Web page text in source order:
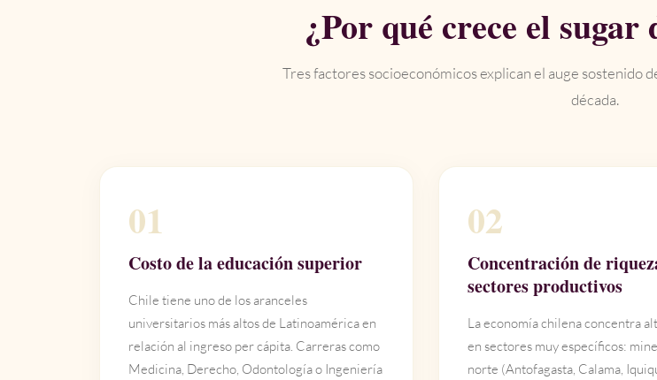
¿Por qué crece el
Tres factores socioeconómicos explican el auge sostenido
década.
01
Costo de la educación superior
Chile tiene uno de los aranceles
universitarios más altos de Latinoamérica en
relación al ingreso per cápita. Carreras como
Medicina, Derecho, Odontología o Ingeniería
02
Concentración de
sectores productivos
La economía chilena concentra
en sectores muy específicos:
norte (Antofagasta, Calama,